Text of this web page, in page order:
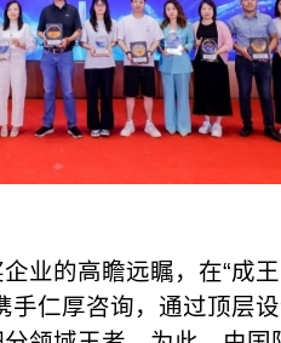
业的高瞻远瞩，在“成
手仁厚咨询，通过顶层